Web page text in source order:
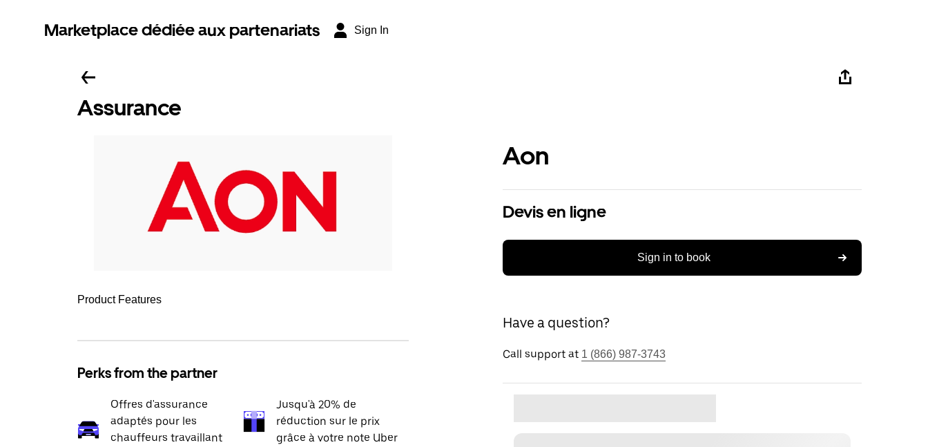
Marketplace dédiée aux partenariats Sign In
Assurance
Product Features
Perks from the partner
Offres d'assurance
adaptés pour les
chauffeurs travaillant
Jusqu'à 20% de
réduction sur le prix
grâce à votre note Uber
Aon
Devis en ligne
Sign in to book
Have a question?
Call support at 1 (866) 987-3743